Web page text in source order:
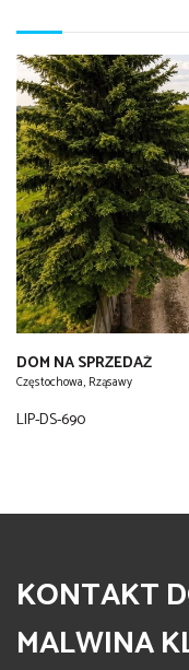
DOM NA SPRZEDAŻ
Częstochowa, Rząsawy
LIP-DS-690
KONTAKT
MALWINA